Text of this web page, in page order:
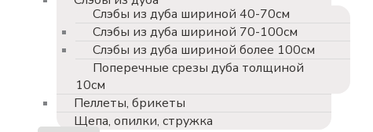
Слэбы из дуба шириной 40-70см
Слэбы из дуба шириной 70-100см
Слэбы из дуба шириной более 100см
Поперечные срезы дуба толщиной
10см
Пеллеты, брикеты
Щепа, опилки, стружка